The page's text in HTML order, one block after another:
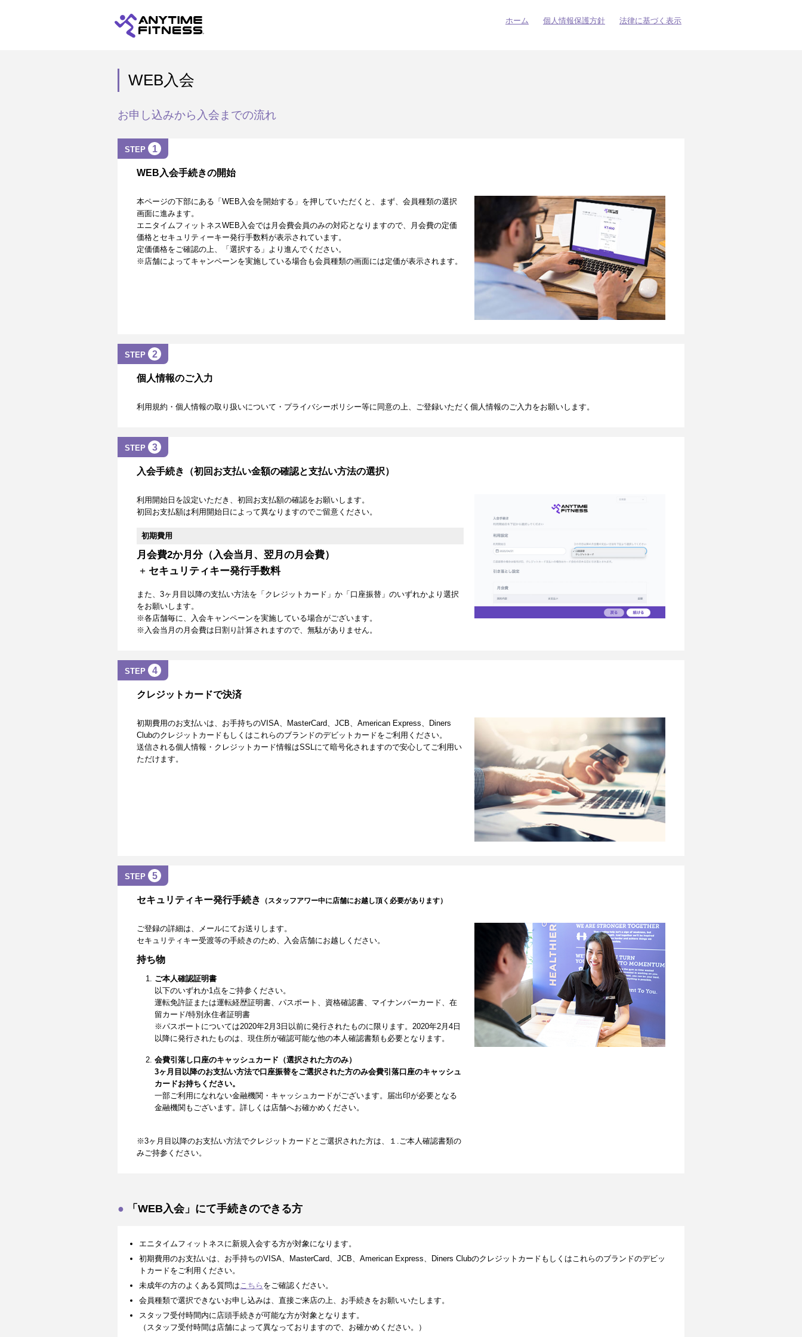
ホーム 個人情報保護方針 法律に基づく表示
WEB入会
お申し込みから入会までの流れ
STEP 1
WEB入会手続きの開始
本ページの下部にある「WEB入会を開始する」を押していただくと、まず、会員種類の選択
画面に進みます。
エニタイムフィットネスWEB入会では月会費会員のみの対応となりますので、月会費の定価
価格とセキュリティーキー発行手数料が表示されています。
定価価格をご確認の上、「選択する」より進んでください。
※店舗によってキャンペーンを実施している場合も会員種類の画面には定価が表示されます。
STEP 2
個人情報のご入力
利用規約・個人情報の取り扱いについて・プライバシーポリシー等に同意の上、ご登録いただく個人情報のご入力をお願いします。
STEP 3
入会手続き（初回お支払い金額の確認と支払い方法の選択）
利用開始日を設定いただき、初回お支払額の確認をお願いします。
初回お支払額は利用開始日によって異なりますのでご留意ください。
初期費用
月会費2か月分（入会当月、翌月の月会費）
+ セキュリティキー発行手数料
また、3ヶ月目以降の支払い方法を「クレジットカード」か「口座振替」のいずれかより選択
をお願いします。
※各店舗毎に、入会キャンペーンを実施している場合がございます。
※入会当月の月会費は日割り計算されますので、無駄がありません。
STEP 4
クレジットカードで決済
初期費用のお支払いは、お手持ちのVISA、MasterCard、JCB、American Express、Diners
Clubのクレジットカードもしくはこれらのブランドのデビットカードをご利用ください。
送信される個人情報・クレジットカード情報はSSLにて暗号化されますので安心してご利用い
ただけます。
STEP 5
セキュリティキー発行手続き （スタッフアワー中に店舗にお越し頂く必要があります）
ご登録の詳細は、メールにてお送りします。
セキュリティキー受渡等の手続きのため、入会店舗にお越しください。
持ち物
ご本人確認証明書
以下のいずれか1点をご持参ください。
運転免許証または運転経歴証明書、パスポート、資格確認書、マイナンバーカード、在
留カード/特別永住者証明書
※パスポートについては2020年2月3日以前に発行されたものに限ります。2020年2月4日
以降に発行されたものは、現住所が確認可能な他の本人確認書類も必要となります。
会費引落し口座のキャッシュカード（選択された方のみ）
3ヶ月目以降のお支払い方法で口座振替をご選択された方のみ会費引落口座のキャッシュ
カードお持ちください。
一部ご利用になれない金融機関・キャッシュカードがございます。届出印が必要となる
金融機関もございます。詳しくは店舗へお確かめください。
※3ヶ月目以降のお支払い方法でクレジットカードとご選択された方は、１.ご本人確認書類の
みご持参ください。
「WEB入会」にて手続きのできる方
エニタイムフィットネスに新規入会する方が対象になります。
初期費用のお支払いは、お手持ちのVISA、MasterCard、JCB、American Express、Diners Clubのクレジットカードもしくはこれらのブランドのデビッ
トカードをご利用ください。
未成年の方のよくある質問は こちら をご確認ください。
会員種類で選択できないお申し込みは、直接ご来店の上、お手続きをお願いいたします。
スタッフ受付時間内に店頭手続きが可能な方が対象となります。
（スタッフ受付時間は店舗によって異なっておりますので、お確かめください。）